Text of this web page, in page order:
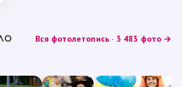
Вся фотолетопись · 3 483 фото →